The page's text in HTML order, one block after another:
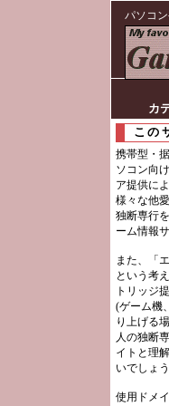
パソコ
カ
この
携帯型・
ソコン向
ア提供に
様々な他
独断専行
ーム情報
また、「
という考
トリッジ
(ゲーム機
り上げる
人の独断
イトと理
いでしょう
使用ドメ